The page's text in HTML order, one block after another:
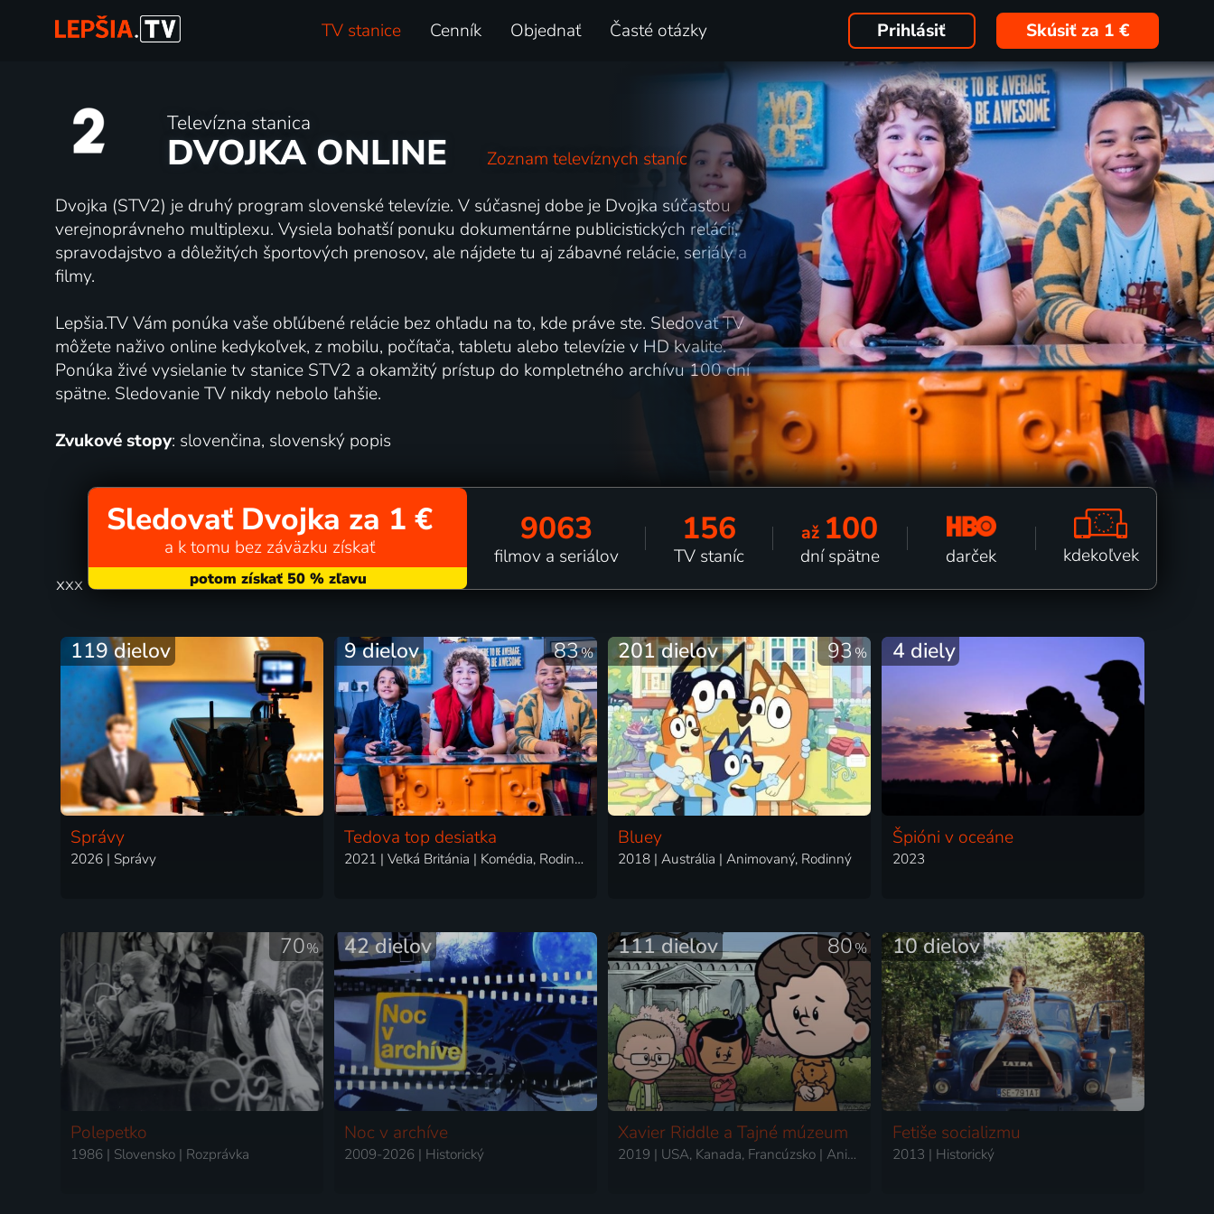
TV stanice Cenník Objednať Časté otázky Prihlásiť Skúsiť za 1 €
Televízna stanica
DVOJKA ONLINE
Zoznam televíznych staníc
Dvojka (STV2) je druhý program slovenské televízie. V súčasnej dobe je Dvojka súčasťou
verejnoprávneho multiplexu. Vysiela bohatší ponuku dokumentárne publicistických relácií,
spravodajstvo a dôležitých športových prenosov, ale nájdete tu aj zábavné relácie, seriály a
filmy.
Lepšia.TV Vám ponúka vaše obľúbené relácie bez ohľadu na to, kde práve ste. Sledovať TV
môžete naživo online kedykoľvek, z mobilu, počítača, tabletu alebo televízie v HD kvalite.
Ponúka živé vysielanie tv stanice STV2 a okamžitý prístup do kompletného archívu 100 dní
spätne. Sledovanie TV nikdy nebolo ľahšie.
Zvukové stopy: slovenčina, slovenský popis
xxx
Sledovať Dvojka za 1 €
a k tomu bez záväzku získať 9063
filmov a seriálov
156
TV staníc
až 100
dní spätne darček kdekoľvek
119 dielov
Správy
2026 | Správy
83%
9 dielov
Tedova top desiatka
2021 | Veľká Británia | Komédia, Rodinný
93 %
201 dielov
Bluey
2018 | Austrália | Animovaný, Rodinný
4 diely
Špióni v oceáne
2023
70%
Polepetko
1986 | Slovensko | Rozprávka
42 dielov
Noc v archíve
2009-2026 | Historický
80%
111 dielov
Xavier Riddle a Tajné múzeum
2019 | USA, Kanada, Francúzsko | Animovaný, Dobrodružný, Historický, Komédia, Rodinný, Science Fiction, Životopisný
10 dielov
Fetiše socializmu
2013 | Historický